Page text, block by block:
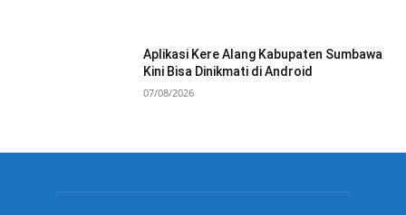
Aplikasi Kere Alang Kabupaten Sumbawa
Kini Bisa Dinikmati di Android
07/08/2026